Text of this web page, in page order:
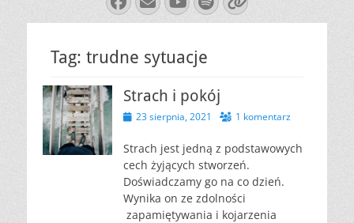
mail
Tag: trudne sytuacje
Strach i pokój
Opublikowano
23 sierpnia, 2021 1 komentarz
Strach jest jedną z podstawowych
cech żyjących stworzeń.
Doświadczamy go na co dzień.
Wynika on ze zdolności
zapamiętywania i kojarzenia